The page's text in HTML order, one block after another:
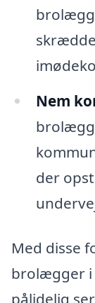
Nem
der
Med disse
brolægger i